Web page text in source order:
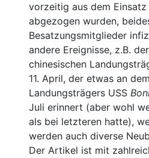
vorzeitig aus dem
abgezogen wurden,
Besatzungsmitglieder
andere Ereignisse, z.B.
chinesischen
11. April, der etwas an
Landungsträgers USS
Juli erinnert (aber wohl
als bei letzteren hatte),
werden auch diverse
Der Artikel ist mit